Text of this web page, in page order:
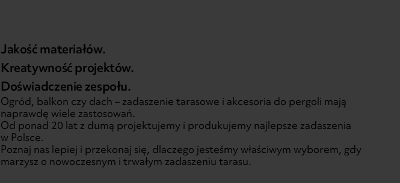
Jakość materiałów.
Kreatywność projektów.
Doświadczenie zespołu.
Ogród, balkon czy dach – zadaszenie tarasowe i akcesoria do pergoli mają
naprawdę wiele zastosowań.
Od ponad 20 lat z dumą projektujemy i produkujemy najlepsze zadaszenia
w Polsce.
Poznaj nas lepiej i przekonaj się, dlaczego jesteśmy właściwym wyborem, gdy
marzysz o nowoczesnym i trwałym zadaszeniu tarasu.